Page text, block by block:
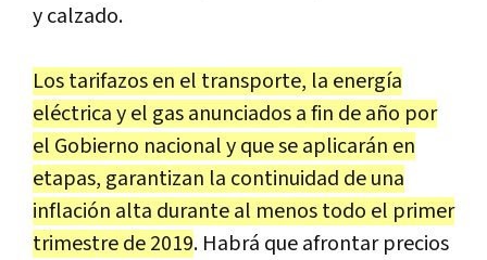
y calzado.
Los tarifazos en el transporte, la energía
eléctrica y el gas anunciados a fin de año por
el Gobierno nacional y que se aplicarán en
etapas, garantizan la continuidad de una
inflación alta durante al menos todo el primer
trimestre de 2019. Habrá que afrontar precios